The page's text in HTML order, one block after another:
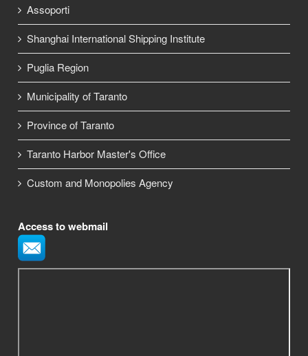
Assoporti
Shanghai International Shipping Institute
Puglia Region
Municipality of Taranto
Province of Taranto
Taranto Harbor Master's Office
Custom and Monopolies Agency
Access to webmail